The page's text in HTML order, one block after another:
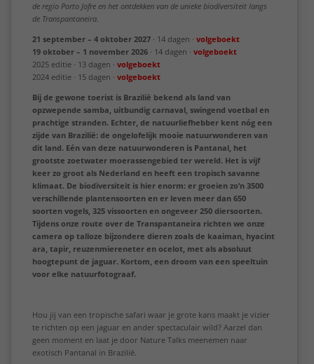
de regio Porto Jofre en het ontdekken van de unieke biodiversiteit langs
de Transpantaneira.
21 september – 4 oktober 2027 · 14 dagen · volgeboekt
19 oktober – 1 november 2026 · 14 dagen · volgeboekt
2025 editie · 13 dagen · volgeboekt
2024 editie · 15 dagen · volgeboekt
Bij de gewone toerist is Brazilië bekend als land van
opzwepende samba, uitbundig carnaval, swingend voetbal en
prachtige stranden. Echter, de natuurliefhebber kent nóg een
zijde van Brazilië: de ongelofelijk mooie natuurwonderen van
dit land. Eén van deze natuurwonderen is Pantanal, het
grootste zoetwater moerassengebied ter wereld. Het is vijf
keer zo groot als Nederland en heeft een tropisch savanne
klimaat. De biodiversiteit is hier enorm: er groeien zo’n 3500
verschillende plantensoorten en er leven meer dan 650
soorten vogels, 325 vissoorten en ongeveer 250 diersoorten.
Tijdens onze route over de Transpantaneira richten we onze
camera op talloze bijzondere dieren zoals de kaaiman, hyacint
ara, tapir, reuzenmiereneter en ocelot, met als absoluut
hoogtepunt de jaguar. Kortom, een droom van een speeltuin
voor elke natuurfotograaf.
Hou jij van een tropische safari waar je grote kans maakt je vizier
te richten op een jaguar en ander spectaculair wild? Aarzel dan
geen moment en laat je door Nature Talks meenemen naar
exotisch Pantanal in Brazilië.